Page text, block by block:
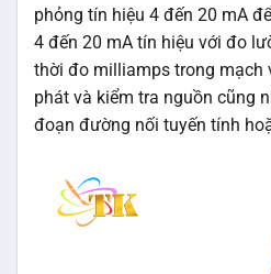
phỏng tín hiệu 4 đến 20 mA
4 đến 20 mA tín hiệu với đo
thời đo milliamps trong mạch
phát và kiểm tra nguồn cũng
đoạn đường nối tuyến tính